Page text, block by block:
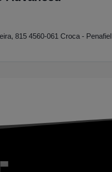
815 4560-061 Croca - Penafiel